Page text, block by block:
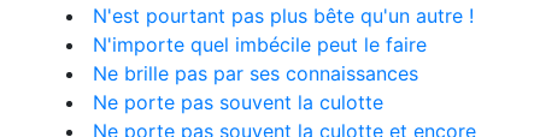
N'est pourtant pas plus bête qu'un autre !
N'importe quel imbécile peut le faire
Ne brille pas par ses connaissances
Ne porte pas souvent la culotte
Ne porte pas souvent la culotte et encore